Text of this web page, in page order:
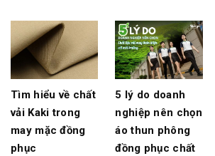
Tìm hiểu về chất
vải Kaki trong
may mặc đồng
phục
5 lý do doanh
nghiệp nên chọn
áo thun phông
đồng phục chất